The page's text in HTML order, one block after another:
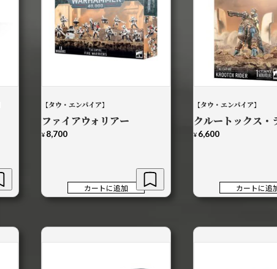
【タウ・エンパイア】
ファイアウォリアー
¥ 8,700
カートに追加
【タウ・エンパイア】
クルートックス・
¥ 6,600
カートに追